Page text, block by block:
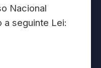
Nacional
a seguinte Lei: